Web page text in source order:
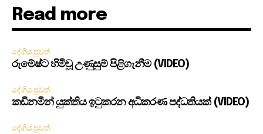
Read more
දේශීය පුවත්
රුමේෂ්ට හිමිවූ උණුසුම් පිළිගැනීම (VIDEO)
දේශීය පුවත්
කඩිනමින් යුක්තිය ඉටුකරන අධිකරණ පද්ධතියක් (VIDEO)
දේශීය පුවත්